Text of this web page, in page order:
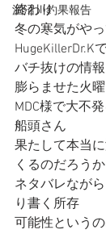
涸沼川釣果報告
終わり
冬の寒気がや
HugeKillerDr.K
バチ抜けの情
膨らませた火曜
MDC様で大不
船頭さん
果たして本当
くるのだろうか
ネタバレなが
り書く所存
可能性という